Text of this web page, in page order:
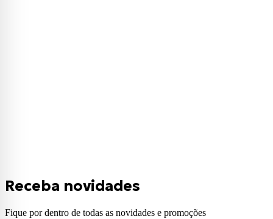
Receba novidades
Fique por dentro de todas as novidades e promoções